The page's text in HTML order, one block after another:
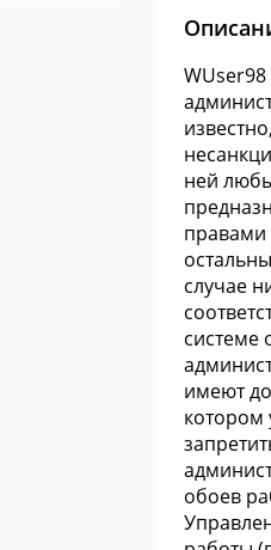
ней
правами
случае
системе
имеют
котором
обоев